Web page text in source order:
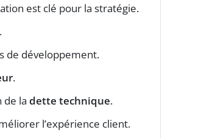
est clé pour la stratégie.
de développement.
.
de la dette technique.
l’expérience client.